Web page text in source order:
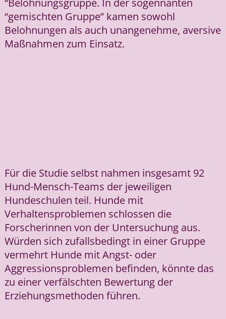
“Belohnungsgruppe. In der sogennanten
“gemischten Gruppe” kamen sowohl
Belohnungen als auch unangenehme, aversive
Maßnahmen zum Einsatz.
Für die Studie selbst nahmen insgesamt 92
Hund-Mensch-Teams der jeweiligen
Hundeschulen teil. Hunde mit
Verhaltensproblemen schlossen die
Forscherinnen von der Untersuchung aus.
Würden sich zufallsbedingt in einer Gruppe
vermehrt Hunde mit Angst- oder
Aggressionsproblemen befinden, könnte das
zu einer verfälschten Bewertung der
Erziehungsmethoden führen.